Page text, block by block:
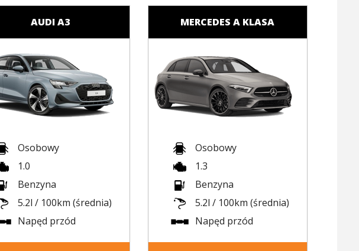
AUDI A3
Osobowy
1.0
Benzyna
5.2l / 100km (średnia)
Napęd przód
MERCEDES A KLASA
Osobowy
1.3
Benzyna
5.2l / 100km (średnia)
Napęd przód